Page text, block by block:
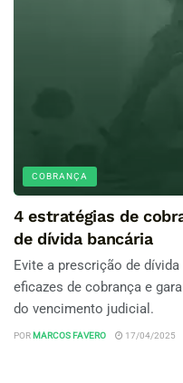
COBRANÇA
4 estratégias de
de dívida bancária
Evite a prescrição de
eficazes de cobrança e
do vencimento judicial.
POR MARCOS FAVERO 17/04/2025